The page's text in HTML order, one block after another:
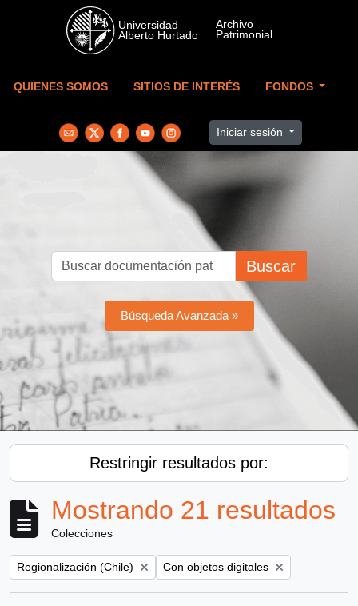
Skip to main content
QUIENES SOMOS SITIOS DE INTERÉS FONDOS
Iniciar sesión
Buscar
Búsqueda Avanzada »
Restringir resultados por:
Mostrando 21 resultados
Colecciones
Remove filter:
Regionalización (Chile) Remove filter:
Con objetos digitales